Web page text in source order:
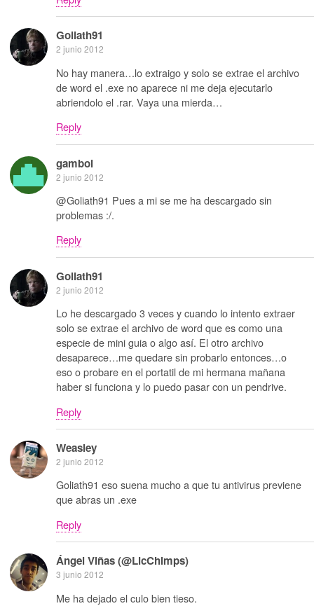
Goliath91
2 junio 2012
No hay manera…lo extraigo y solo se extrae el archivo
de word el .exe no aparece ni me deja ejecutarlo
abriendolo el .rar. Vaya una mierda…
Reply
gamboi
2 junio 2012
@Goliath91 Pues a mi se me ha descargado sin
problemas :/.
Reply
Goliath91
2 junio 2012
Lo he descargado 3 veces y cuando lo intento extraer
solo se extrae el archivo de word que es como una
especie de mini guia o algo así. El otro archivo
desaparece…me quedare sin probarlo entonces…o
eso o probare en el portatil de mi hermana mañana
haber si funciona y lo puedo pasar con un pendrive.
Reply
Weasley
2 junio 2012
Goliath91 eso suena mucho a que tu antivirus previene
que abras un .exe
Reply
Ángel Viñas (@LicChimps)
3 junio 2012
Me ha dejado el culo bien tieso.